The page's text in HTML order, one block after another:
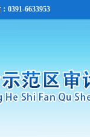
0391-6633953